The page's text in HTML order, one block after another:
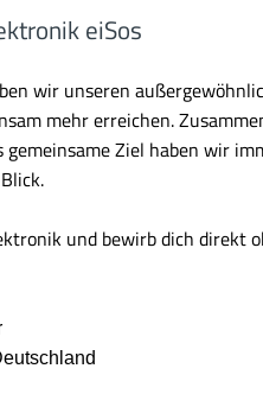
eiSos
wir unseren
mehr erreichen.
Ziel haben wir
und bewirb dich direkt